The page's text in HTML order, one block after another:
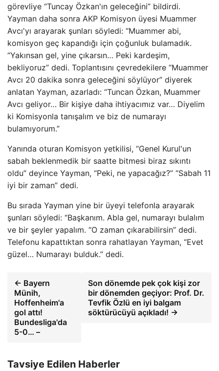
görevliye “Tuncay Özkan'ın geleceğini” bildirdi.
Yayman daha sonra AKP Komisyon üyesi Muammer
Avcı'yı arayarak şunları söyledi: “Muammer abi,
komisyon geç kapandığı için çoğunluk bulamadık.
“Yakınsan gel, yine çıkarsın… Peki kardeşim,
bekliyoruz” dedi. Toplantısını çevredekilere “Muammer
Avcı 20 dakika sonra geleceğini söylüyor” diyerek
anlatan Yayman, azarladı: “Tuncan Özkan, Muammer
Avcı geliyor… Bir kişiye daha ihtiyacımız var… Diyelim
ki Komisyonla tanışalım ve biz de numarayı
bulamıyorum.”
Yanında oturan Komisyon yetkilisi, “Genel Kurul'un
sabah beklenmedik bir saatte bitmesi biraz sıkıntı
oldu” deyince Yayman, “Peki, ne yapacağız?” “Sabah 11
iyi bir zaman” dedi.
Bu sırada Yayman yine bir üyeyi telefonla arayarak
şunları söyledi: “Başkanım. Abla gel, numarayı bulalım
ve bir şeyler yapalım. “O zaman çıkarabilirsin” dedi.
Telefonu kapattıktan sonra rahatlayan Yayman, “Evet
güzel… Numarayı bulduk.” dedi.
← Bayern
Münih,
Hoffenheim'a
gol attı!
Bundesliga'da
5-0… –
Son dönemde pek çok kişi zor
bir dönemden geçiyor: Prof. Dr.
Tevfik Özlü en iyi balgam
söktürücüyü açıkladı! →
Tavsiye Edilen Haberler